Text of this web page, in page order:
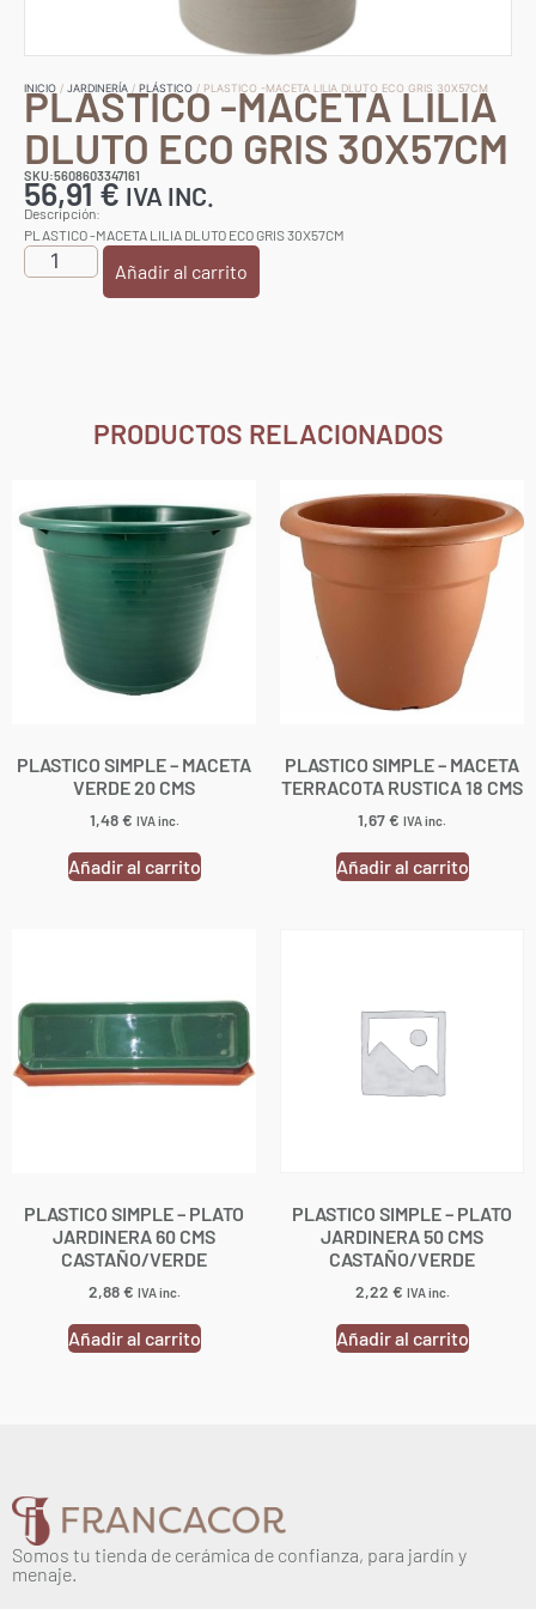
INICIO / JARDINERÍA / PLÁSTICO / PLASTICO -MACETA LILIA DLUTO ECO GRIS 30X57CM
PLASTICO -MACETA LILIA
DLUTO ECO GRIS 30X57CM
SKU:5608603347161
56,91€ IVA INC.
Descripción:
PLASTICO -MACETA LILIA DLUTO ECO GRIS 30X57CM
Añadir al carrito
PRODUCTOS RELACIONADOS
PLASTICO SIMPLE – MACETA
VERDE 20 CMS
1,48€ IVA inc.
Añadir al carrito
PLASTICO SIMPLE – MACETA
TERRACOTA RUSTICA 18 CMS
1,67€ IVA inc.
Añadir al carrito
PLASTICO SIMPLE – PLATO
JARDINERA 60 CMS
CASTAÑO/VERDE
2,88€ IVA inc.
Añadir al carrito
PLASTICO SIMPLE – PLATO
JARDINERA 50 CMS
CASTAÑO/VERDE
2,22 € IVA inc.
Añadir al carrito
Somos tu tienda de cerámica de confianza, para jardín y
menaje.